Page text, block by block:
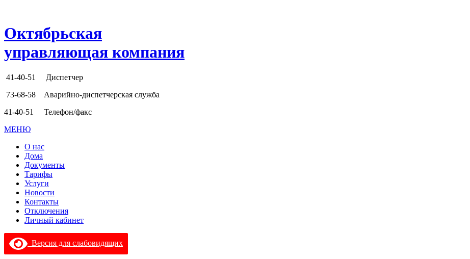
Октябрьская
управляющая компания
41-40-51
Диспетчер
73-68-58 Аварийно-диспетчерская служба
41-40-51
Телефон/факс
МЕНЮ
О нас
Дома
Документы
Тарифы
Услуги
Новости
Контакты
Отключения
Личный кабинет
Версия для слабовидящих